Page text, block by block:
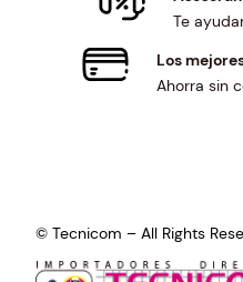
Te
Los
Ahorra sin
© Tecnicom – All Rights